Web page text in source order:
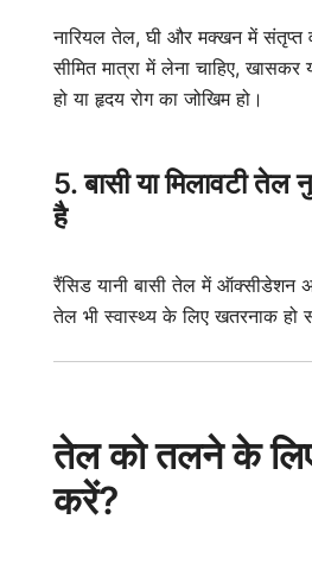
नारियल तेल, घी और मक्खन में संतृप्त
सीमित मात्रा में लेना चाहिए,
हो या हृदय रोग का जोखिम हो।
5. बासी या मिलावटी
है
रैंसिड यानी बासी तेल में ऑक्सीडेशन
तेल भी स्वास्थ्य के लिए खतरनाक हो
तेल को तलने के
करें?